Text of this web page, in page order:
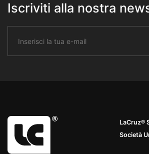
Iscriviti alla nostra
LaCruz®
Società